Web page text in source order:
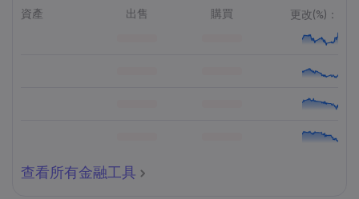
資產 出售 購買 更改(%)：
查看所有金融工具